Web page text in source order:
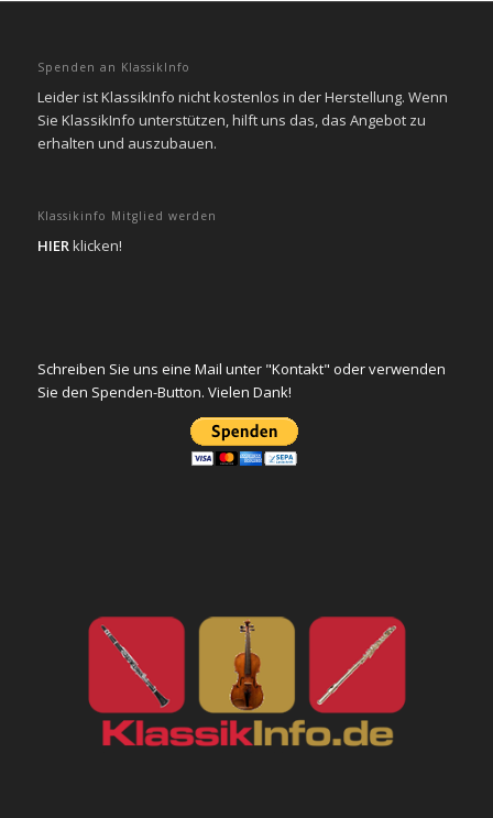
Spenden an KlassikInfo
Leider ist KlassikInfo nicht kostenlos in der Herstellung. Wenn
Sie KlassikInfo unterstützen, hilft uns das, das Angebot zu
erhalten und auszubauen.
Klassikinfo Mitglied werden
HIERklicken!
Schreiben Sie uns eine Mail unter "Kontakt" oder verwenden
Sie den Spenden-Button. Vielen Dank!